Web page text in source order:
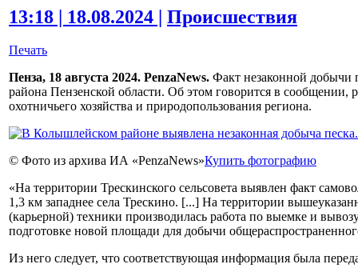
13:18 | 18.08.2024 | Происшествия
Печать
Пенза, 18 августа 2024. PenzaNews. Факт незаконной добычи
района Пензенской области. Об этом говорится в сообщении,
охотничьего хозяйства и природопользования региона.
© Фото из архива ИА «PenzaNews»Купить фотографию
«На территории Трескинского сельсовета выявлен факт
1,3 км западнее села Трескино. [...] На территории
(карьерной) техники производилась работа по выемке и
подготовке новой площади для добычи
Из него следует, что соответствующая информация была